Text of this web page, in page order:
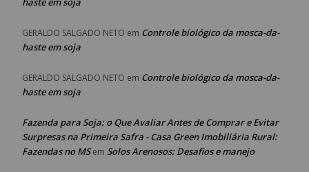
GERALDO SALGADO NETO em Controle biológico da mosca-da-
haste em soja
GERALDO SALGADO NETO em Controle biológico da mosca-da-
haste em soja
Fazenda para Soja: o Que Avaliar Antes de Comprar e Evitar
Surpresas na Primeira Safra - Casa Green Imobiliária Rural:
Fazendas no MSem Solos Arenosos: Desafios e manejo